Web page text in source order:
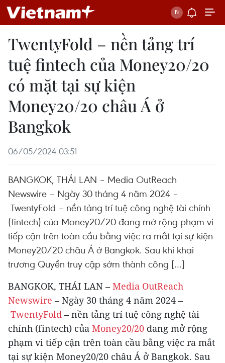
TwentyFold – nền tảng trí
tuệ fintech của Money20/20
có mặt tại sự kiện
Money20/20 châu Á ở
Bangkok
06/05/2024 03:51
BANGKOK, THÁI LAN – Media OutReach
Newswire – Ngày 30 tháng 4 năm 2024 –
TwentyFold – nền tảng trí tuệ công nghệ tài chính
(fintech) của Money20/20 đang mở rộng phạm vi
tiếp cận trên toàn cầu bằng việc ra mắt tại sự kiện
Money20/20 châu Á ở Bangkok. Sau khi khai
trương Quyền truy cập sớm thành công […]
BANGKOK, THÁI LAN – Media OutReach
Newswire – Ngày 30 tháng 4 năm 2024 –
TwentyFold – nền tảng trí tuệ công nghệ tài
chính (fintech) của Money20/20 đang mở rộng
phạm vi tiếp cận trên toàn cầu bằng việc ra mắt
tại sự kiện Money20/20 châu Á ở Bangkok. Sau